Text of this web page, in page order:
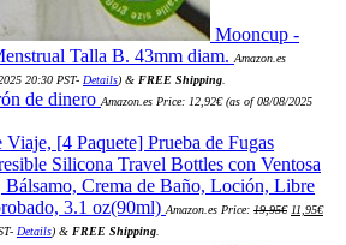
Mooncup -
Talla B. 43mm diam. Amazon.es
20:30 PST- Details) & FREE Shipping
de dinero Amazon.es Price: 12,92€(as of 08/08/2025
[4 Paquete] Prueba de Fugas
Silicona Travel Bottles con Ventosa
Bálsamo, Crema de Baño, Loción, Libre
3.1 oz(90ml) Amazon.es Price: 19,95€ precio
11,95€
Details) & FREE Shipping